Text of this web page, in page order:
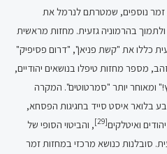
זמר נוספים, שמטרתם לנרמל את
בהרמוניה גזעית. מחזות מראשית
כללו את "קשת פניאן", "דרום פסיפיק"
מספר מחזות טיפלו בנושאים יהודיים,
ומאוחר יותר "סמרטוטים". המקרה
בלואר איסט סייד בחגיגות הפסחא,
ואיטלקים[29]
, והביטוי הסופי של
סובלנות כנושא מרכזי במחזות זמר